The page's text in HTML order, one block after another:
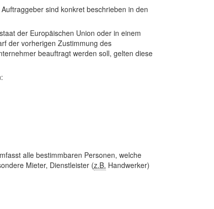
sind konkret beschrieben in den
der Europäischen Union oder in einem
der vorherigen Zustimmung des
beauftragt werden soll, gelten diese
alle bestimmbaren Personen, welche
Mieter, Dienstleister (z.B. Handwerker)